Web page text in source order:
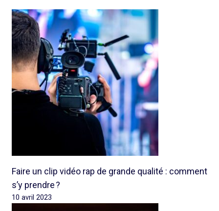
Faire un clip vidéo rap de grande qualité : comment
s’y prendre ?
10 avril 2023